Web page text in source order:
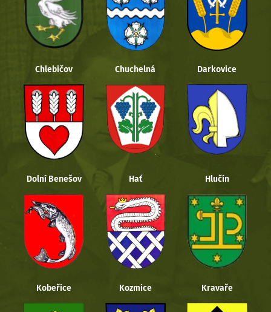
Chlebičov Chuchelná Darkovice
Dolní Benešov Hať Hlučín
Kobeřice Kozmice Kravaře